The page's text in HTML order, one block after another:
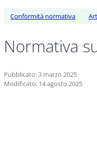
Conformità normativa
Normativa
Pubblicato: 3 marzo 2025
Modificato: 14 agosto 2025